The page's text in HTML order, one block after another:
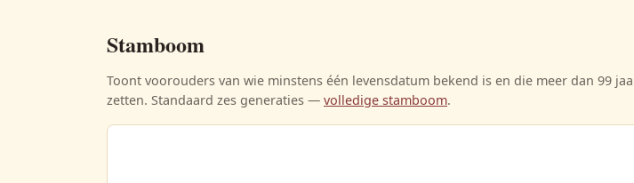
Stamboom
Toont voorouders van wie minstens één levensdatum bekend is en die meer dan 99
zetten. Standaard zes generaties — volledige stamboom.